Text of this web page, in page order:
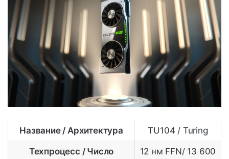
Название / Архитектура TU104 / Turing
Техпроцесс / Число
12 нм FFN/ 13 600